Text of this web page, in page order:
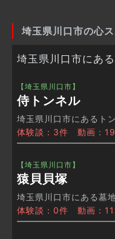
埼玉県川口市の心
埼玉県川口市にあ
【埼玉県川口市】
侍トンネル
埼玉県川口市にあるト
体験談：3件 動画：
【埼玉県川口市】
猿貝貝塚
埼玉県川口市にある墓
体験談：0件 動画：11